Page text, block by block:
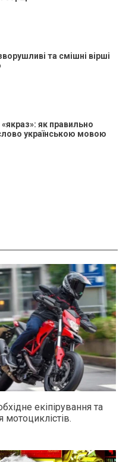
та смішні вірші
«якраз»: як правильно
українською мовою
екіпірування та
мотоциклістів.